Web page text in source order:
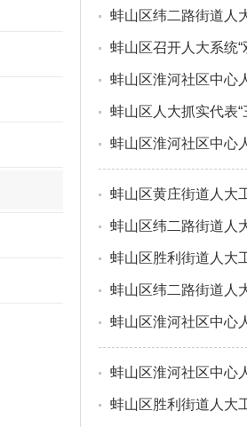
蚌山区纬二路街道人
蚌山区召开人大系统
蚌山区淮河社区中心
蚌山区人大抓实代表“
蚌山区淮河社区中心
蚌山区黄庄街道人大
蚌山区纬二路街道人
蚌山区胜利街道人大
蚌山区纬二路街道人
蚌山区淮河社区中心
蚌山区淮河社区中心
蚌山区胜利街道人大